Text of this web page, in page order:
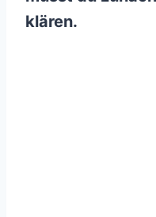
klären.